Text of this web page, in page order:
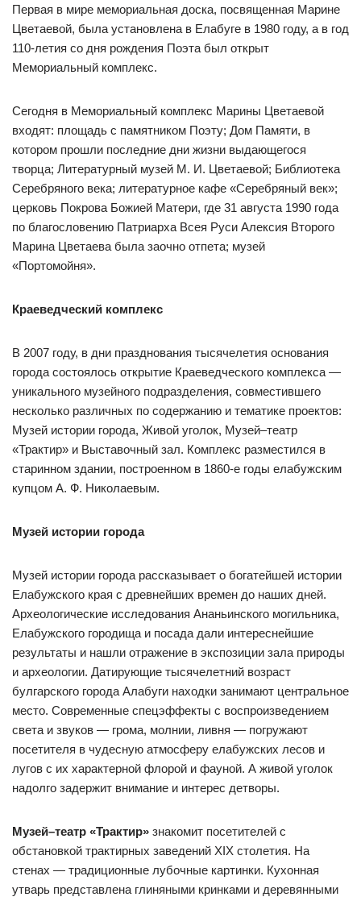
Первая в мире мемориальная доска, посвященная Марине
Цветаевой, была установлена в Елабуге в 1980 году, а в год
110-летия со дня рождения Поэта был открыт
Мемориальный комплекс.
Сегодня в Мемориальный комплекс Марины Цветаевой
входят: площадь с памятником Поэту; Дом Памяти, в
котором прошли последние дни жизни выдающегося
творца; Литературный музей М. И. Цветаевой; Библиотека
Серебряного века; литературное кафе «Серебряный век»;
церковь Покрова Божией Матери, где 31 августа 1990 года
по благословению Патриарха Всея Руси Алексия Второго
Марина Цветаева была заочно отпета; музей
«Портомойня».
Краеведческий комплекс
В 2007 году, в дни празднования тысячелетия основания
города состоялось открытие Краеведческого комплекса —
уникального музейного подразделения, совместившего
несколько различных по содержанию и тематике проектов:
Музей истории города, Живой уголок, Музей–театр
«Трактир» и Выставочный зал. Комплекс разместился в
старинном здании, построенном в 1860-е годы елабужским
купцом А. Ф. Николаевым.
Музей истории города
Музей истории города рассказывает о богатейшей истории
Елабужского края с древнейших времен до наших дней.
Археологические исследования Ананьинского могильника,
Елабужского городища и посада дали интереснейшие
результаты и нашли отражение в экспозиции зала природы
и археологии. Датирующие тысячелетний возраст
булгарского города Алабуги находки занимают центральное
место. Современные спецэффекты с воспроизведением
света и звуков — грома, молнии, ливня — погружают
посетителя в чудесную атмосферу елабужских лесов и
лугов с их характерной флорой и фауной. А живой уголок
надолго задержит внимание и интерес детворы.
Музей–театр «Трактир» знакомит посетителей с
обстановкой трактирных заведений XIX столетия. На
стенах — традиционные лубочные картинки. Кухонная
утварь представлена глиняными кринками и деревянными